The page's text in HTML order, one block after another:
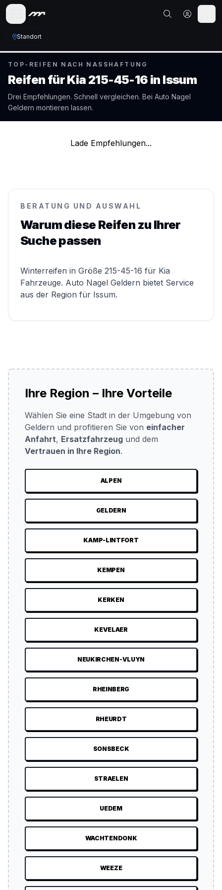
Standort
TOP-REIFEN NACH NASSHAFTUNG
Reifen fürKia 215-45-16 in Issum
Drei Empfehlungen. Schnell vergleichen. Bei Auto Nagel
Geldern montieren lassen.
Lade Empfehlungen...
BERATUNG UND AUSWAHL
Warum diese Reifen zu Ihrer
Suche passen
Winterreifen in Größe 215-45-16 für Kia
Fahrzeuge. Auto Nagel Geldern bietet Service
aus der Region für Issum.
Ihre Region – Ihre Vorteile
Wählen Sie eine Stadt in der Umgebung von
Geldern und profitieren Sie von einfacher
Anfahrt, Ersatzfahrzeug und dem
Vertrauen in Ihre Region.
ALPEN
GELDERN
KAMP-LINTFORT
KEMPEN
KERKEN
KEVELAER
NEUKIRCHEN-VLUYN
RHEINBERG
RHEURDT
SONSBECK
STRAELEN
UEDEM
WACHTENDONK
WEEZE